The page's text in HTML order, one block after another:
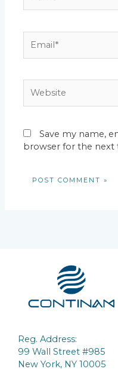
Save my name,
browser for the
Reg. Address:
99 Wall Street #985
New York, NY 10005